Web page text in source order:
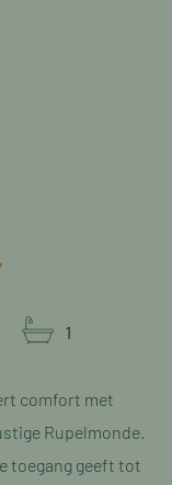
1
comfort met
Rupelmonde.
toegang geeft tot